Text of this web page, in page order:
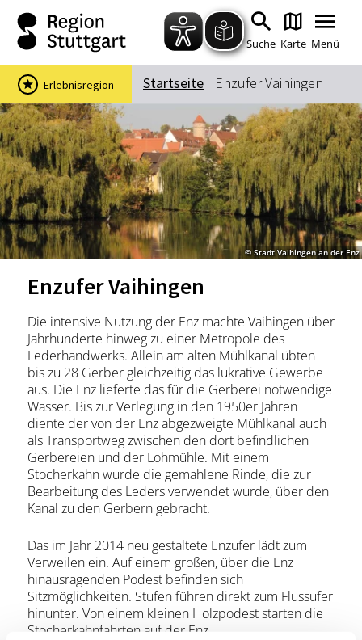
Zum Hauptinhalt springen
Zur Suche springen
Zur Hauptnavigation
Zum Footer springen
Suche Karte Menü
Suchbegriff
Das könnte Sie interessieren
Stadtführungen
Events & Tickets
Ausflugsziele
Erlebnisse
Wein
Radfahren
Wandern
Startseite Enzufer Vaihingen
Erlebnisregion
© Stadt Vaihingen an der Enz
Enzufer Vaihingen
Die intensive Nutzung der Enz machte Vaihingen über
Jahrhunderte hinweg zu einer Metropole des
Lederhandwerks. Allein am alten Mühlkanal übten
bis zu 28 Gerber gleichzeitig das lukrative Gewerbe
aus. Die Enz lieferte das für die Gerberei notwendige
Wasser. Bis zur Verlegung in den 1950er Jahren
diente der von der Enz abgezweigte Mühlkanal auch
als Transportweg zwischen den dort befindlichen
Gerbereien und der Lohmühle. Mit einem
Stocherkahn wurde die gemahlene Rinde, die zur
Bearbeitung des Leders verwendet wurde, über den
Kanal zu den Gerbern gebracht.
Das im Jahr 2014 neu gestaltete Enzufer lädt zum
Verweilen ein. Auf einem großen, über die Enz
hinausragenden Podest befinden sich
Sitzmöglichkeiten. Stufen führen direkt zum Flussufer
hinunter. Von einem kleinen Holzpodest starten die
Stocherkahnfahrten auf der Enz.